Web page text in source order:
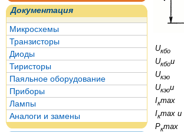
Документация
Микросхемы
Транзисторы
Диоды
Тиристоры
Паяльное оборудование
Приборы
Лампы
Аналоги и замены
Uкбо
Uкбои
Uкэо
Uкэои
Iкmax
Iкmax и
Pкmax